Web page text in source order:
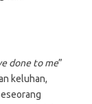
done to me”
keluhan,